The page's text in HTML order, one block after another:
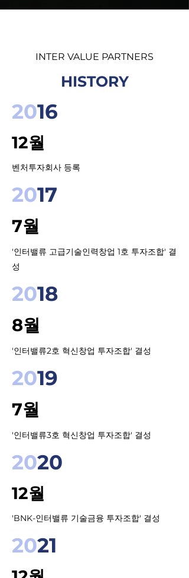
INTER VALUE PARTNERS
HISTORY
2016
12월
벤처투자회사 등록
2017
7월
'인터밸류 고급기술인력창업 1호 투자조합' 결
성
2018
8월
'인터밸류2호 혁신창업 투자조합' 결성
2019
7월
'인터밸류3호 혁신창업 투자조합' 결성
2020
12월
'BNK-인터밸류 기술금융 투자조합' 결성
2021